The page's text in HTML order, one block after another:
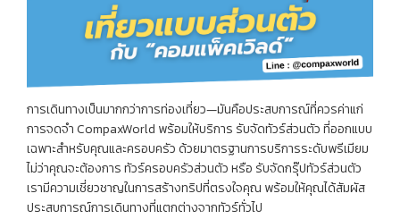
การเดินทางเป็นมากกว่าการท่องเที่ยว—มันคือประสบการณ์ที่ควรค่าแก่
การจดจำ CompaxWorld พร้อมให้บริการ รับจัดทัวร์ส่วนตัว ที่ออกแบบ
เฉพาะสำหรับคุณและครอบครัว ด้วยมาตรฐานการบริการระดับพรีเมียม
ไม่ว่าคุณจะต้องการ ทัวร์ครอบครัวส่วนตัว หรือ รับจัดกรุ๊ปทัวร์ส่วนตัว
เรามีความเชี่ยวชาญในการสร้างทริปที่ตรงใจคุณ พร้อมให้คุณได้สัมผัส
ประสบการณ์การเดินทางที่แตกต่างจากทัวร์ทั่วไป